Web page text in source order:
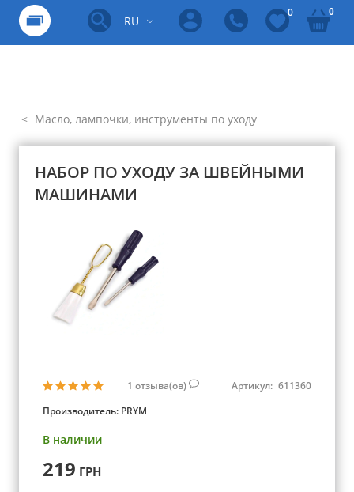
RU
0 0
Масло, лампочки, инструменты по уходу
НАБОР ПО УХОДУ ЗА ШВЕЙНЫМИ
МАШИНАМИ
1 отзыва(ов) Артикул: 611360
Производитель: PRYM
В наличии
219 ГРН